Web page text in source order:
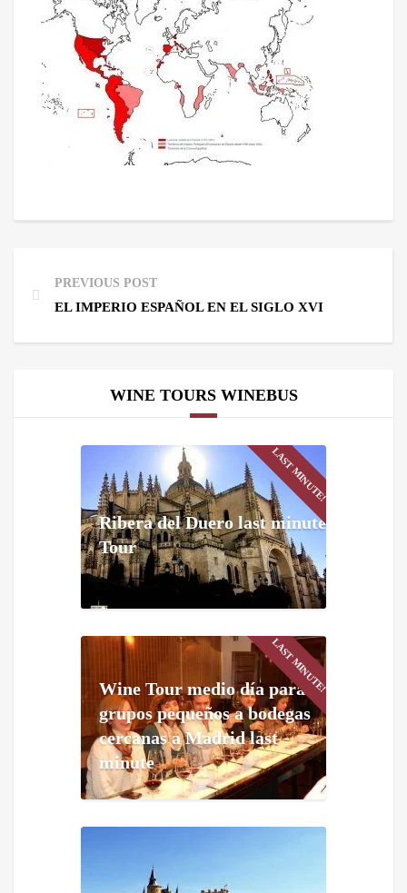
PREVIOUS POST
EL IMPERIO ESPAÑOL EN EL SIGLO XVI
WINE TOURS WINEBUS
LAST MINUTE!
Ribera del Duero last minute
Tour
LAST MINUTE!
Wine Tour medio día para
grupos pequeños a bodegas
cercanas a Madrid last
minute